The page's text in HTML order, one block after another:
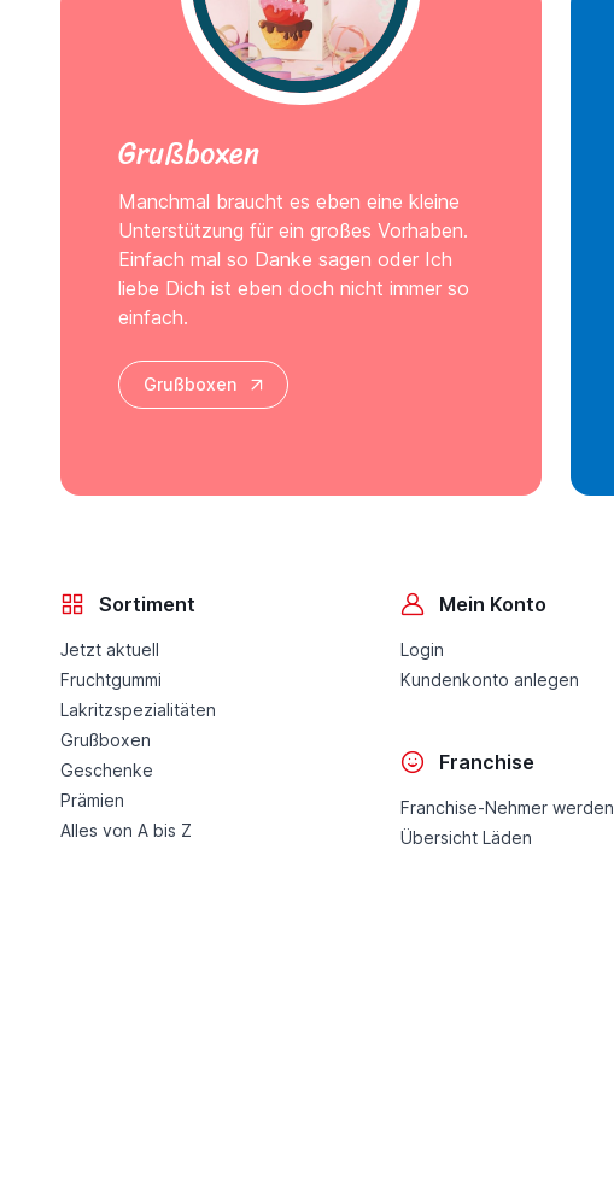
Grußboxen
Manchmal braucht es eben eine kleine
Unterstützung für ein großes Vorhaben.
Einfach mal so Danke sagen oder Ich
liebe Dich ist eben doch nicht immer so
einfach.
Grußboxen
Sortiment
Jetzt aktuell
Fruchtgummi
Lakritzspezialitäten
Grußboxen
Geschenke
Prämien
Alles von A bis Z
Mein Konto
Login
Kundenkonto anlegen
Franchise
Franchise-Nehmer werden
Übersicht Läden